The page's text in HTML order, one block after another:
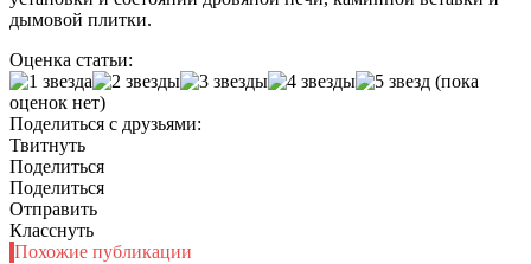
дымовой плитки.
Оценка статьи:
(пока
оценок нет)
Поделиться с друзьями:
Твитнуть
Поделиться
Поделиться
Отправить
Класснуть
Похожие публикации